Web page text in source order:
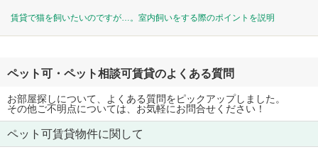
賃貸で猫を飼いたいのですが…。室内飼いをする際のポイントを説明
ペット可・ペット相談可賃貸のよくある質問
お部屋探しについて、よくある質問をピックアップしました。
その他ご不明点については、お気軽にお問合せください！
ペット可賃貸物件に関して